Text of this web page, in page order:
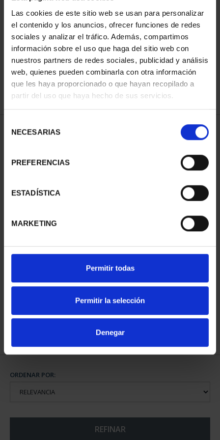
Las cookies de este sitio web se usan para personalizar
el contenido y los anuncios, ofrecer funciones de redes
sociales y analizar el tráfico. Además, compartimos
información sobre el uso que haga del sitio web con
nuestros partners de redes sociales, publicidad y análisis
web, quienes pueden combinarla con otra información
que les haya proporcionado o que hayan recopilado a
partir del uso que haya hecho de sus servicios.
NECESARIAS
PREFERENCIAS
ESTADÍSTICA
MARKETING
Permitir todas
Permitir la selección
Denegar
ORDENAR POR:
REFINAR
1 Productos encontrados
PROVINCIA COLECCION
COMPLET...
ORDENAR POR:
REFINAR